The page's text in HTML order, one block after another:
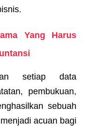
Yang Harus
setiap data
pembukuan,
sebuah
acuan bagi